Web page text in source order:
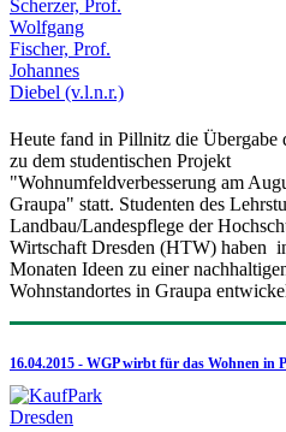
Heute fand in Pillnitz die Übergabe
zu dem studentischen Projekt
"Wohnumfeldverbesserung am
Graupa" statt. Studenten des
Landbau/Landespflege der
Wirtschaft Dresden (HTW) haben
Monaten Ideen zu einer
Wohnstandortes in Graupa
16.04.2015 - WGP wirbt für das Wohnen in